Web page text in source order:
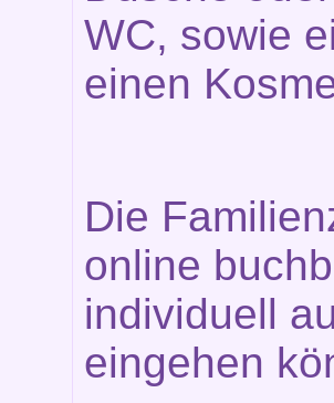
WC, sowie
einen
Die
online
individuell
eingehen